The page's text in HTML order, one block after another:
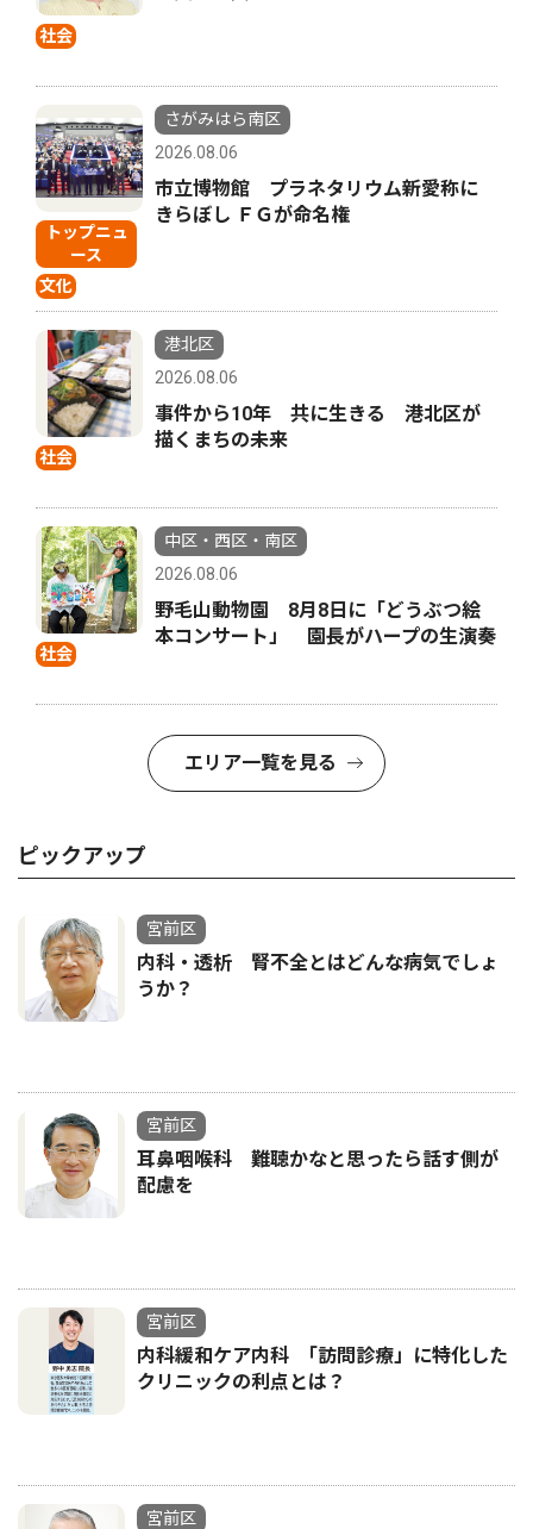
社会
トップニュ
ース
文化
さがみはら南区
2026.08.06
市立博物館 プラネタリウム新愛称に
きらぼし ＦＧが命名権
社会
港北区
2026.08.06
事件から10年 共に生きる 港北区が
描くまちの未来
社会
中区・西区・南区
2026.08.06
野毛山動物園 8月8日に「どうぶつ絵
本コンサート」 園長がハープの生演奏
エリア一覧を見る
ピックアップ
宮前区
内科・透析 腎不全とはどんな病気でしょ
うか？
宮前区
耳鼻咽喉科 難聴かなと思ったら話す側が
配慮を
宮前区
内科緩和ケア内科 ｢訪問診療」に特化した
クリニックの利点とは？
宮前区